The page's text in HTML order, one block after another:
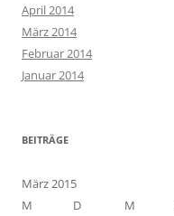
April 2014
März 2014
Februar 2014
Januar 2014
BEITRÄGE
März 2015
M
D M